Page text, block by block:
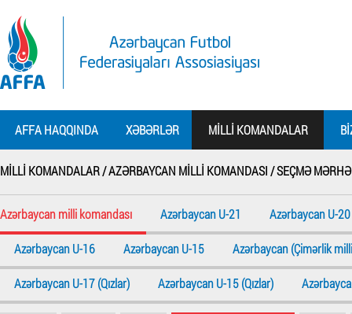
AFFA HAQQINDA XƏBƏRLƏR MILLI KOMANDALAR
MILLI KOMANDALAR /AZƏRBAYCAN MILLI KOMANDASI /SEÇMƏ
Azərbaycan milli komandası Azərbaycan U-21 Azərbaycan U-20
Azərbaycan U-16 Azərbaycan U-15 Azərbaycan (Çimərlik
Azərbaycan U-17 (Qızlar) Azərbaycan U-15 (Qızlar)